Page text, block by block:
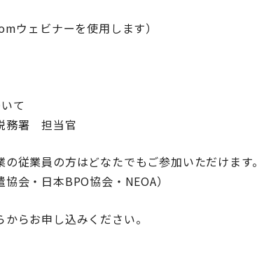
ウェビナーを使用します）
て
務署 担当官
従業員の方はどなたでもご参加いただけます。
日本BPO協会・NEOA）
らお申し込みください。